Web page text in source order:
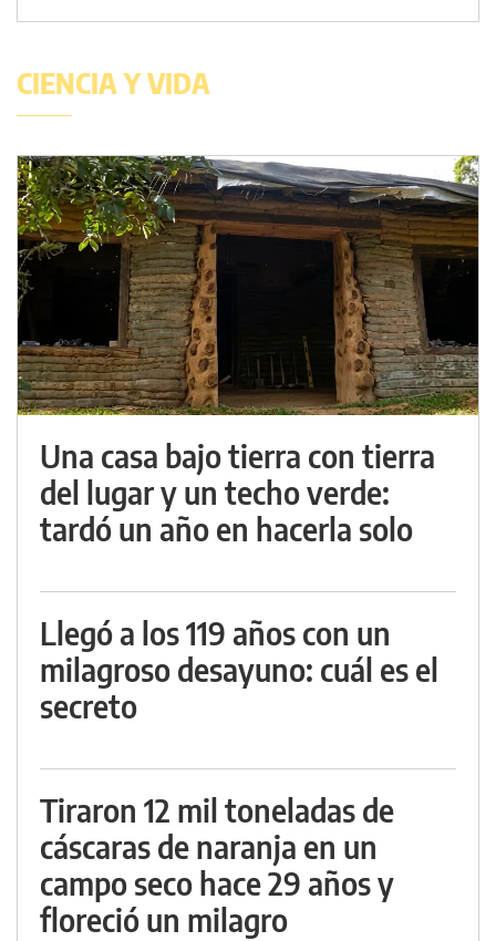
CIENCIA Y VIDA
Una casa bajo tierra con tierra
del lugar y un techo verde:
tardó un año en hacerla solo
Llegó a los 119 años con un
milagroso desayuno: cuál es el
secreto
Tiraron 12 mil toneladas de
cáscaras de naranja en un
campo seco hace 29 años y
floreció un milagro